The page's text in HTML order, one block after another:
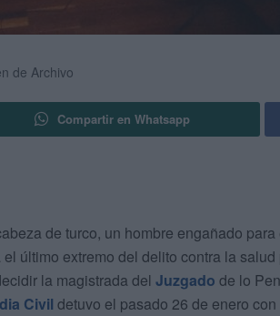
de Archivo
Compartir en Whatsapp
de turco, un hombre engañado
el último extremo del delito contra la
la magistrada del Juzgado de lo
Civil detuvo el pasado 26 de enero